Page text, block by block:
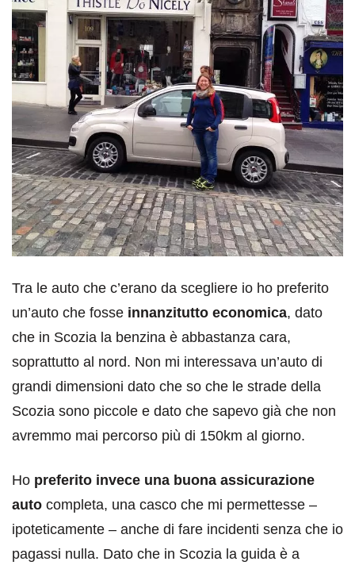
Tra le auto che c’erano da scegliere io ho preferito
un’auto che fosse innanzitutto economica, dato
che in Scozia la benzina è abbastanza cara,
soprattutto al nord. Non mi interessava un’auto di
grandi dimensioni dato che so che le strade della
Scozia sono piccole e dato che sapevo già che non
avremmo mai percorso più di 150km al giorno.
Ho preferito invece una buona assicurazione
auto completa, una casco che mi permettesse –
ipoteticamente – anche di fare incidenti senza che io
pagassi nulla. Dato che in Scozia la guida è a